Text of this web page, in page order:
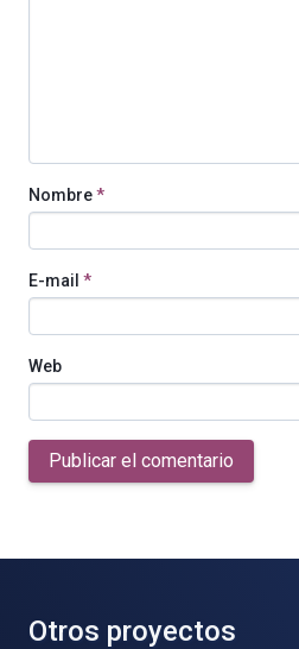
Nombre*
E-mail *
Web
Publicar el comentario
Otros proyectos